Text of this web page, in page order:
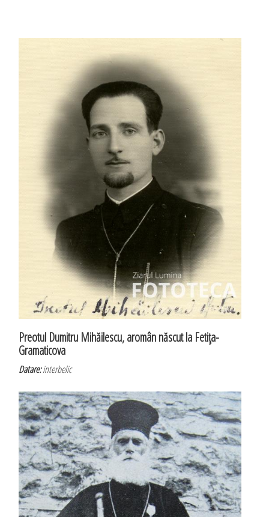
Preotul Dumitru Mihăilescu, aromân născut la Fetiţa-
Gramaticova
Datare:interbelic